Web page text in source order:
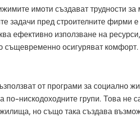
имоти създават трудности за
задачи пред строителните фирми е
ефективно използване на
същевременно осигуряват комфорт.
от програми за социално
по-нискодоходните групи. Това не
но също така създава